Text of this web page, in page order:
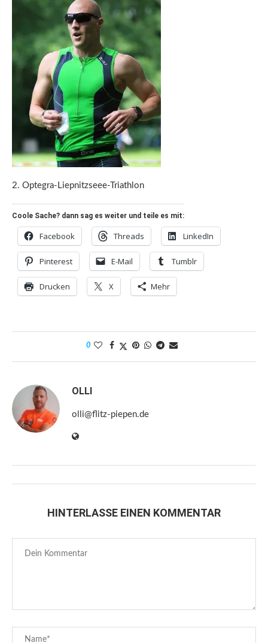
2. Optegra-Liepnitzseee-Triathlon
Coole Sache? dann sag es weiter und teile es mit:
Facebook Threads LinkedIn
Pinterest E-Mail Tumblr
Drucken X Mehr
0
OLLI
olli@flitz-piepen.de
HINTERLASSE EINEN KOMMENTAR